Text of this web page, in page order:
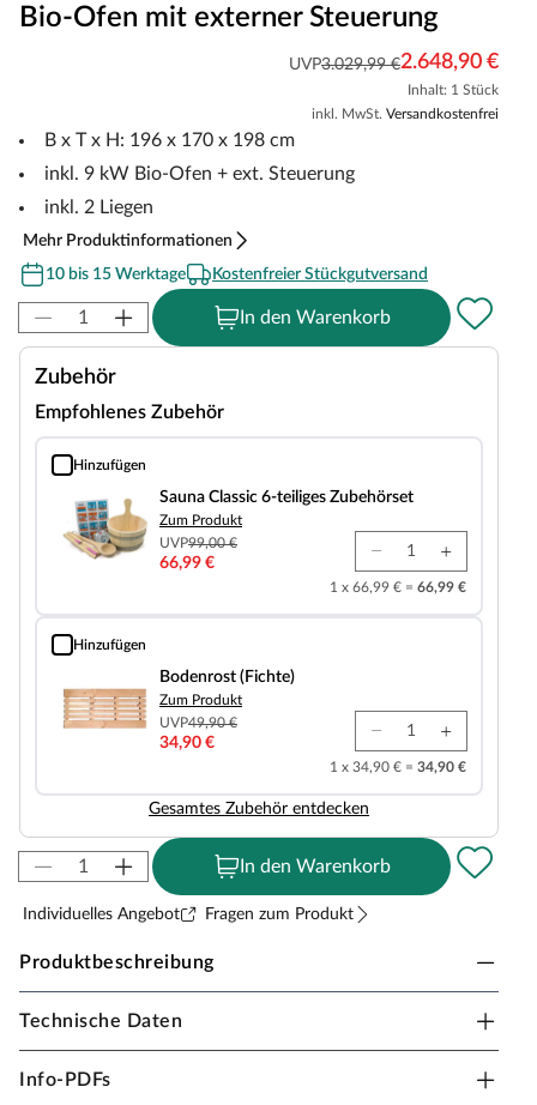
Bio-Ofen mit externer Steuerung
UVP3.029,99 €2.648,90 €
Inhalt: 1 Stück
inkl. MwSt. Versandkostenfrei
B x T x H: 196 x 170 x 198 cm
inkl. 9 kW Bio-Ofen + ext. Steuerung
inkl. 2 Liegen
Mehr Produktinformationen
10 bis 15 Werktage
Kostenfreier Stückgutversand
In den Warenkorb
Zubehör
Empfohlenes Zubehör
Hinzufügen
Sauna Classic 6-teiliges Zubehörset
Sauna Classic 6-teiliges Zubehörset
Zum Produkt
UVP99,00 €
66,99 €
1 x 66,99 € = 66,99 €
Hinzufügen
Bodenrost (Fichte)
Bodenrost (Fichte)
Zum Produkt
UVP49,90 €
34,90 €
1 x 34,90 € = 34,90 €
Gesamtes Zubehör entdecken
In den Warenkorb
Individuelles Angebot Fragen zum Produkt
Produktbeschreibung
Sicherheitshinweise
Saunafässer, Kotas, Infrarotkabinen, Saunaöfen etc.)
Technische Daten
Info-PDFs